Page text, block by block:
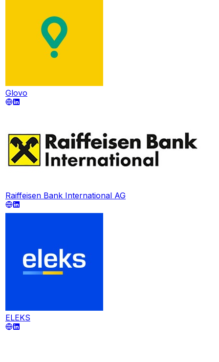
Glovo
Raiffeisen Bank International AG
ELEKS